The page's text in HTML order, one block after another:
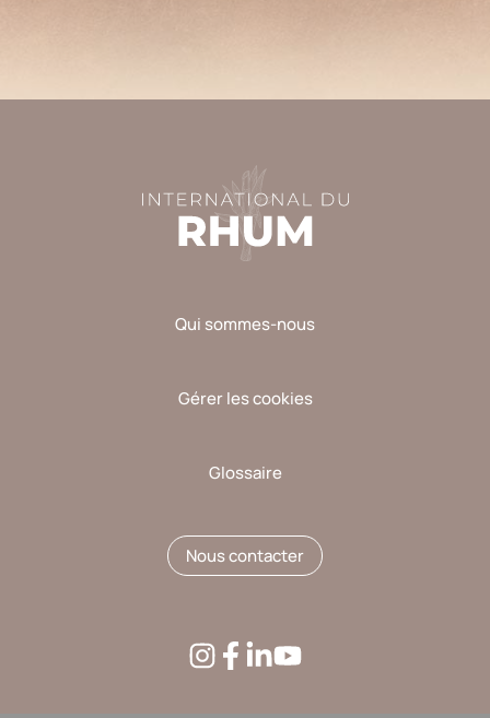
vide.
Qui sommes-nous
Gérer les cookies
Glossaire
Nous contacter